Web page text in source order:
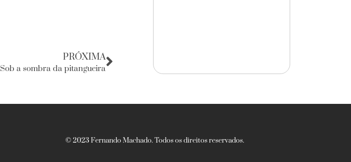
PRÓXIMA
Sob a sombra da pitangueira
© 2023 Fernando Machado. Todos os direitos reservados.